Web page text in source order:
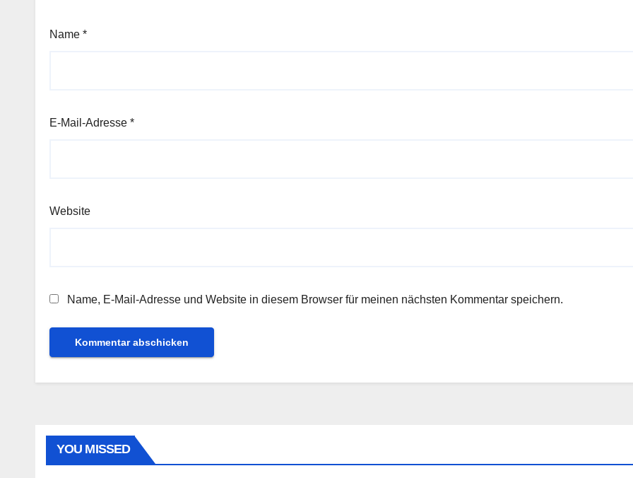
Name *
E-Mail-Adresse *
Website
Name, E-Mail-Adresse und Website in diesem Browser für meinen nächsten Kommentar speichern.
YOU MISSED